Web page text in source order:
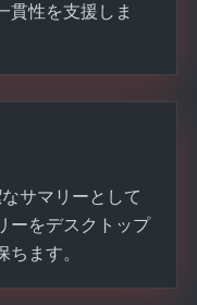
貫性を支援しま
サマリーとして
ーをデスクトップ
ます。